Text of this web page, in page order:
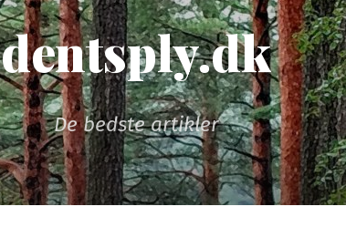
dentsply.dk
De bedste artikler